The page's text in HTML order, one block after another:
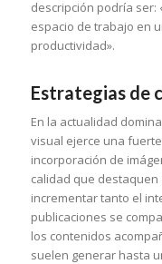
descripción podría ser:
espacio de trabajo en
productividad».
Estrategias de
En la actualidad
visual ejerce una
incorporación de
calidad que
incrementar tanto el
publicaciones se
los contenidos
suelen generar hasta